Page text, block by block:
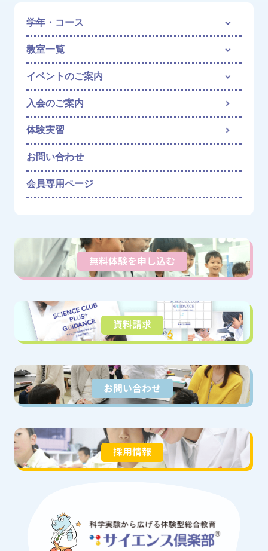
学年・コース
教室一覧
イベントのご案内
入会のご案内
体験実習
お問い合わせ
会員専用ページ
無料体験を申し込む
資料請求
お問い合わせ
採用情報